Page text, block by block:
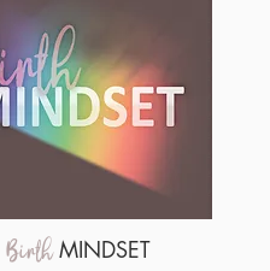
BirthMINDSET